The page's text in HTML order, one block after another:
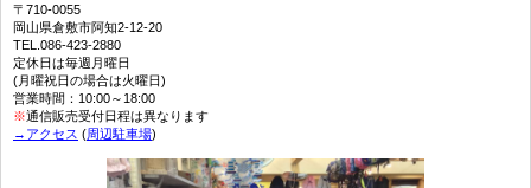
〒710-0055
岡山県倉敷市阿知2-12-20
TEL.086-423-2880
定休日は毎週月曜日
(月曜祝日の場合は火曜日)
営業時間：10:00～18:00
※通信販売受付日程は異なります
→アクセス (周辺駐車場)